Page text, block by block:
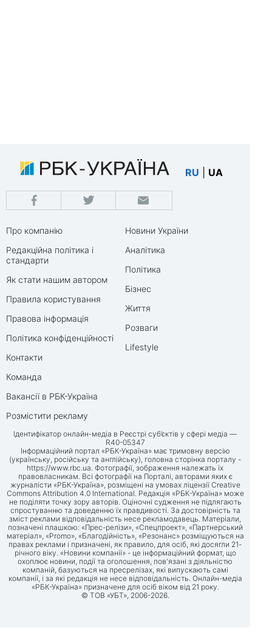
RU UA
Про компанію
Редакційна політика і
стандарти
Як стати нашим автором
Правила користування
Правова інформація
Політика конфіденційності
Контакти
Команда
Вакансії в РБК-Україна
Розмістити рекламу
Новини України
Аналітика
Політика
Бізнес
Життя
Розваги
Lifestyle
Ідентифікатор онлайн-медіа в Реєстрі суб’єктів у сфері медіа —
R40-05347
Інформаційний портал «РБК-Україна» має тримовну версію
(українську, російську та англійську), головна сторінка порталу -
https://www.rbc.ua. Фотографії, зображення належать їх
правовласникам. Всі фотографії на Порталі, авторами яких є
журналісти «РБК-Україна», розміщені на умовах ліцензії Creative
Commons Attribution 4.0 International. Редакція «РБК-Україна» може
не поділяти точку зору авторів. Оціночні судження не підлягають
спростуванню та доведенню їх правдивості. За достовірність та
зміст реклами відповідальність несе рекламодавець. Матеріали,
позначені плашкою: «Прес-релізи», «Спецпроект», «Партнерський
матеріал», «Promo», «Благодійність», «Резонанс» розміщуються на
правах реклами і призначені, як правило, для осіб, які досягли 21-
річного віку. «Новини компанії» - це інформаційний формат, що
охоплює новини, події та оголошення, пов'язані з діяльністю
компаній, базуються на пресрелізах, які випускають самі
компанії, і за які редакція не несе відповідальність. Онлайн-медіа
«РБК-Україна» призначене для осіб віком від 21 року.
© ТОВ «УБТ», 2006-2026.